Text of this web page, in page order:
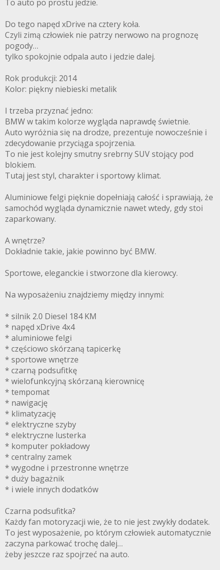
To auto po prostu jedzie.
Do tego napęd xDrive na cztery koła.
Czyli zimą człowiek nie patrzy nerwowo na prognozę
pogody…
tylko spokojnie odpala auto i jedzie dalej.
Rok produkcji: 2014
Kolor: piękny niebieski metalik
I trzeba przyznać jedno:
BMW w takim kolorze wygląda naprawdę świetnie.
Auto wyróżnia się na drodze, prezentuje nowocześnie i
zdecydowanie przyciąga spojrzenia.
To nie jest kolejny smutny srebrny SUV stojący pod
blokiem.
Tutaj jest styl, charakter i sportowy klimat.
Aluminiowe felgi pięknie dopełniają całość i sprawiają, że
samochód wygląda dynamicznie nawet wtedy, gdy stoi
zaparkowany.
A wnętrze?
Dokładnie takie, jakie powinno być BMW.
Sportowe, eleganckie i stworzone dla kierowcy.
Na wyposażeniu znajdziemy między innymi:
* silnik 2.0 Diesel 184 KM
* napęd xDrive 4x4
* aluminiowe felgi
* częściowo skórzaną tapicerkę
* sportowe wnętrze
* czarną podsufitkę
* wielofunkcyjną skórzaną kierownicę
* tempomat
* nawigację
* klimatyzację
* elektryczne szyby
* elektryczne lusterka
* komputer pokładowy
* centralny zamek
* wygodne i przestronne wnętrze
* duży bagażnik
* i wiele innych dodatków
Czarna podsufitka?
Każdy fan motoryzacji wie, że to nie jest zwykły dodatek.
To jest wyposażenie, po którym człowiek automatycznie
zaczyna parkować trochę dalej…
żeby jeszcze raz spojrzeć na auto.